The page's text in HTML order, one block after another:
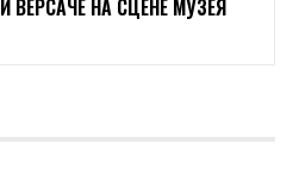
НА СЦЕНЕ МУЗЕЯ